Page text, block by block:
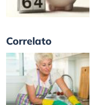
Correlato